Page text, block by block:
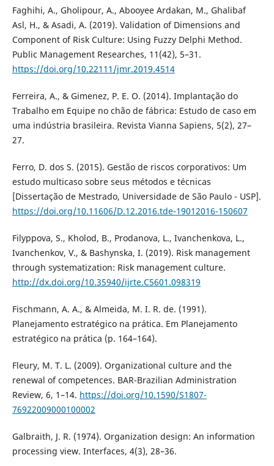
Faghihi, A., Gholipour, A., Abooyee Ardakan, M., Ghalibaf
Asl, H., & Asadi, A. (2019). Validation of Dimensions and
Component of Risk Culture: Using Fuzzy Delphi Method.
Public Management Researches, 11(42), 5–31.
https://doi.org/10.22111/jmr.2019.4514
Ferreira, A., & Gimenez, P. E. O. (2014). Implantação do
Trabalho em Equipe no chão de fábrica: Estudo de caso em
uma indústria brasileira. Revista Vianna Sapiens, 5(2), 27–
27.
Ferro, D. dos S. (2015). Gestão de riscos corporativos: Um
estudo multicaso sobre seus métodos e técnicas
[Dissertação de Mestrado, Universidade de São Paulo - USP].
https://doi.org/10.11606/D.12.2016.tde-19012016-150607
Filyppova, S., Kholod, B., Prodanova, L., Ivanchenkova, L.,
Ivanchenkov, V., & Bashynska, I. (2019). Risk management
through systematization: Risk management culture.
http://dx.doi.org/10.35940/ijrte.C5601.098319
Fischmann, A. A., & Almeida, M. I. R. de. (1991).
Planejamento estratégico na prática. Em Planejamento
estratégico na prática (p. 164–164).
Fleury, M. T. L. (2009). Organizational culture and the
renewal of competences. BAR-Brazilian Administration
Review, 6, 1–14. https://doi.org/10.1590/S1807-
76922009000100002
Galbraith, J. R. (1974). Organization design: An information
processing view. Interfaces, 4(3), 28–36.